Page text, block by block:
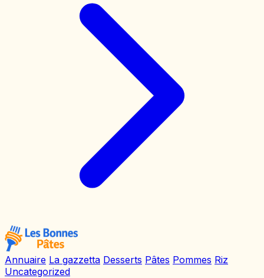
Annuaire La gazzetta Desserts Pâtes Pommes Riz
Uncategorized